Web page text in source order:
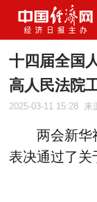
十四届全国
高人民法院
2025-03-11 15:28 来
两会新华社
表决通过了关